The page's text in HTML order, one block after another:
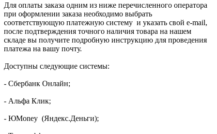
Для оплаты заказа одним из ниже перечисленного оператора
при оформлении заказа необходимо выбрать
соответствующую платежную систему и указать свой e-mail,
после подтверждения точного наличия товара на нашем
складе вы получите подробную инструкцию для проведения
платежа на вашу почту.
Доступны следующие системы:
- Сбербанк Онлайн;
- Альфа Клик;
- ЮMoney (Яндекс.Деньги);